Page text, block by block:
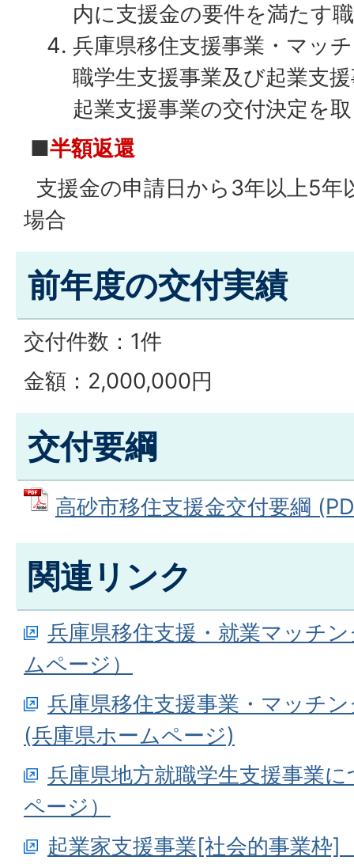
内に支援金の要件を満たす
兵庫県移住支援事業・マッ
職学生支援事業及び起業支
起業支援事業の交付決定を
■半額返還
支援金の申請日から3年以上5年
場合
前年度の交付実績
交付件数：1件
金額：2,000,000円
交付要綱
高砂市移住支援金交付要綱
関連リンク
兵庫県移住支援・就業マッチ
ムページ）
兵庫県移住支援事業・マッチ
(兵庫県ホームページ)
兵庫県地方就職学生支援事業
ページ）
起業家支援事業[社会的事業枠]